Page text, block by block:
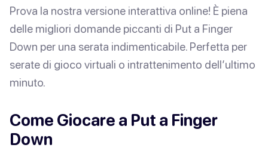
Prova la nostra versione interattiva online! È piena
delle migliori domande piccanti di Put a Finger
Down per una serata indimenticabile. Perfetta per
serate di gioco virtuali o intrattenimento dell’ultimo
minuto.
Come Giocare a Put a Finger
Down